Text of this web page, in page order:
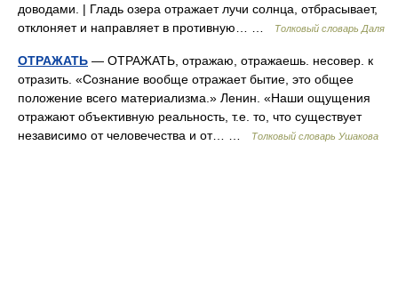
доводами. | Гладь озера отражает лучи солнца, отбрасывает,
отклоняет и направляет в противную… …
Толковый словарь Даля
ОТРАЖАТЬ — ОТРАЖАТЬ, отражаю, отражаешь. несовер. к
отразить. «Сознание вообще отражает бытие, это общее
положение всего материализма.» Ленин. «Наши ощущения
отражают объективную реальность, т.е. то, что существует
независимо от человечества и от… …
Толковый словарь Ушакова